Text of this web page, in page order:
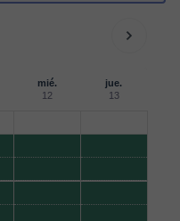
mié.
12
jue.
13